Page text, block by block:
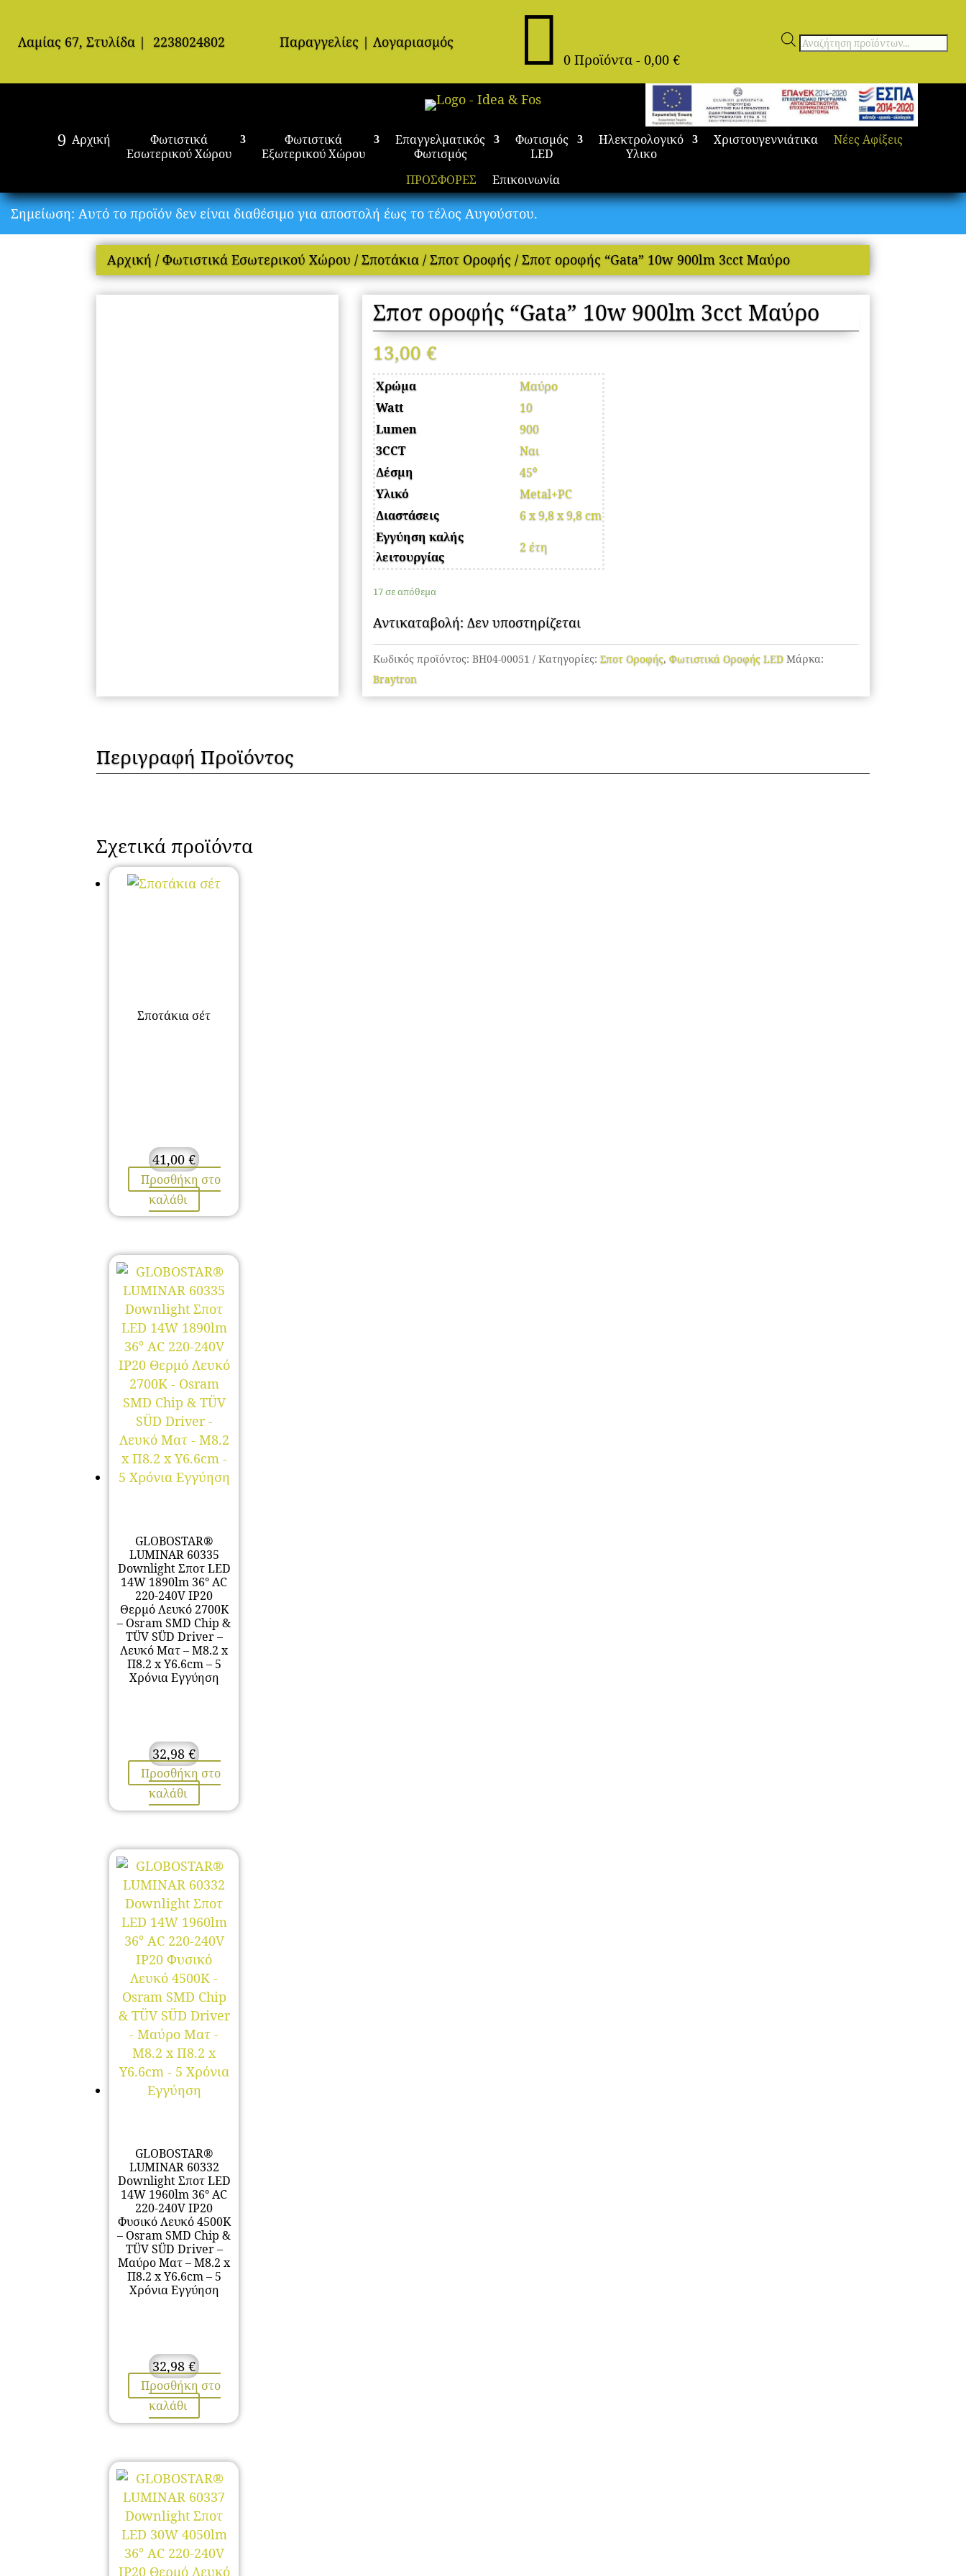
Λαμίας 67, Στυλίδα | 2238024802 Παραγγελίες |Λογαριασμός  0 Προϊόντα - 0,00€
Αναζήτηση
Αρχική
Φωτιστικά
Εσωτερικού Χώρου
Φωτιστικά
Εξωτερικού Χώρου
Επαγγελματικός
Φωτισμός
Φωτισμός
LED
Ηλεκτρολογικό
Υλικο
Χριστουγεννιάτικα Νέες Αφίξεις
ΠΡΟΣΦΟΡΕΣ Επικοινωνία
Σημείωση: Αυτό το προϊόν δεν είναι διαθέσιμο για αποστολή έως το τέλος Αυγούστου.
Αρχική /Φωτιστικά Εσωτερικού Χώρου /Σποτάκια /Σποτ Οροφής / Σποτ οροφής “Gata” 10w 900lm 3cct Μαύρο
Σποτ οροφής “Gata” 10w 900lm 3cct Μαύρο
13,00 €
Χρώμα
Μαύρο
Watt
10
Lumen
900
3CCT
Ναι
Δέσμη
45⁰
Υλικό
Metal+PC
Διαστάσεις
6 x 9,8 x 9,8 cm
Εγγύηση καλής
λειτουργίας
2 έτη
17 σε απόθεμα
Αντικαταβολή: Δεν υποστηρίζεται
Κωδικός προϊόντος: BH04-00051 Κατηγορίες: Σποτ Οροφής, Φωτιστικά Οροφής LED Μάρκα:
Braytron
Περιγραφή Προϊόντος
Σχετικά προϊόντα
Σποτάκια σέτ
41,00 €
Προσθήκη στο
καλάθι
GLOBOSTAR®
LUMINAR 60335
Downlight Σποτ LED
14W 1890lm 36° AC
220-240V IP20
Θερμό Λευκό 2700K
– Osram SMD Chip &
TÜV SÜD Driver –
Λευκό Ματ – Μ8.2 x
Π8.2 x Υ6.6cm – 5
Χρόνια Εγγύηση
32,98 €
Προσθήκη στο
καλάθι
GLOBOSTAR®
LUMINAR 60332
Downlight Σποτ LED
14W 1960lm 36° AC
220-240V IP20
Φυσικό Λευκό 4500K
– Osram SMD Chip &
TÜV SÜD Driver –
Μαύρο Ματ – Μ8.2 x
Π8.2 x Υ6.6cm – 5
Χρόνια Εγγύηση
32,98 €
Προσθήκη στο
καλάθι